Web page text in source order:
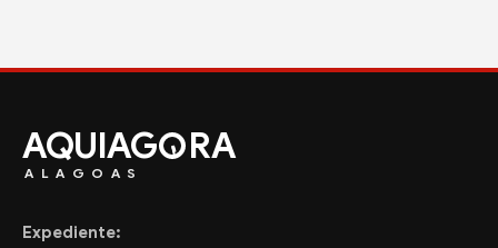
AQUIAG RA
ALAGOAS
Expediente: